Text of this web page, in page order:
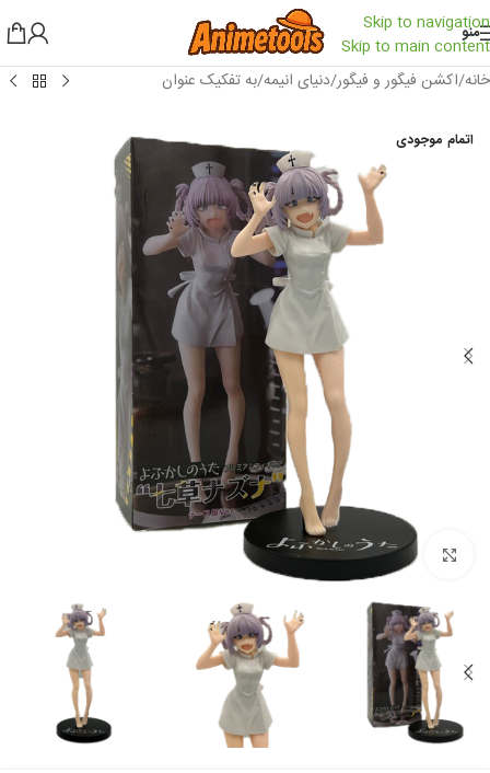
Skip to navigation
Skip to main content
منو
خانه/اکشن فیگور و فیگور/دنیای انیمه/به تفکیک عنوان
اتمام موجودی
بزرگنمایی تصویر